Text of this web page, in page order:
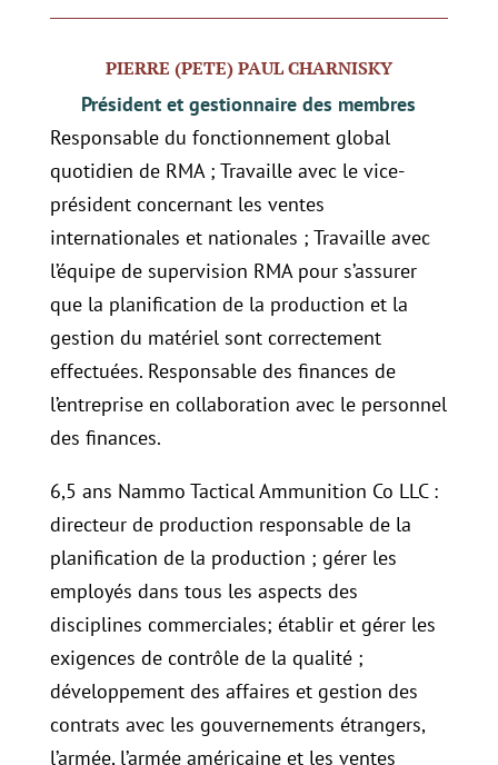
PIERRE (PETE) PAUL CHARNISKY
Président et gestionnaire des membres
Responsable du fonctionnement global
quotidien de RMA ; Travaille avec le vice-
président concernant les ventes
internationales et nationales ; Travaille avec
l’équipe de supervision RMA pour s’assurer
que la planification de la production et la
gestion du matériel sont correctement
effectuées. Responsable des finances de
l’entreprise en collaboration avec le personnel
des finances.
6,5 ans Nammo Tactical Ammunition Co LLC :
directeur de production responsable de la
planification de la production ; gérer les
employés dans tous les aspects des
disciplines commerciales; établir et gérer les
exigences de contrôle de la qualité ;
développement des affaires et gestion des
contrats avec les gouvernements étrangers,
l’armée, l’armée américaine et les ventes